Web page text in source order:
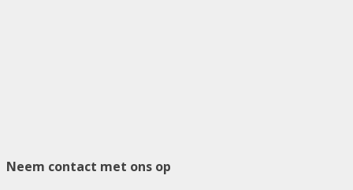
Neem contact met ons op